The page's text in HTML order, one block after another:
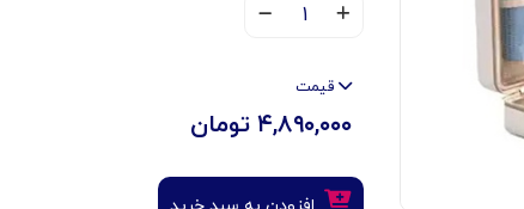
۱
قیمت
۴,۸۹۰,۰۰۰ تومان